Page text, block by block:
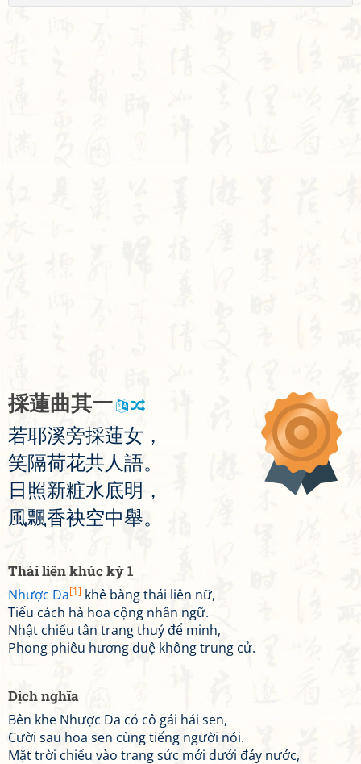
採蓮曲其一
若耶溪旁採蓮女 ，
笑隔荷花共 人語。
日 照新粧水底明 ，
風飄香袂空中舉。
Thái liên khúc kỳ 1
Nhược Da[1] khê bàng thái liên nữ,
Tiếu cách hà hoa cộng nhân ngữ.
Nhật chiếu tân trang thuỷ để minh,
Phong phiêu hương duệ không trung cử.
Dịch nghĩa
Bên khe Nhược Da có cô gái hái sen,
Cười sau hoa sen cùng tiếng người nói.
Mặt trời chiếu vào trang sức mới dưới đáy nước,